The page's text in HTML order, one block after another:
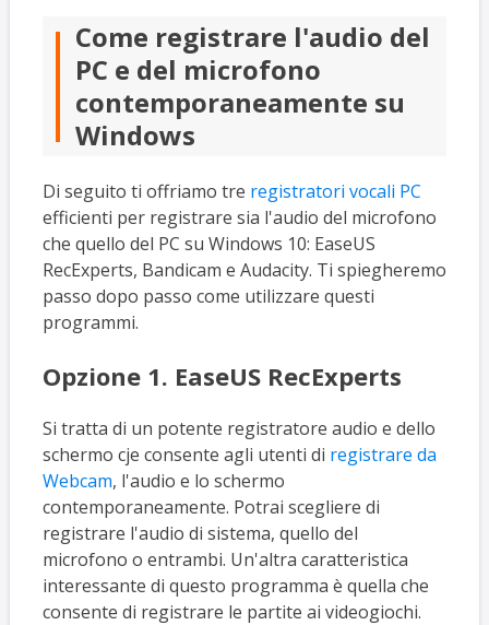
Come registrare l'audio del
PC e del microfono
contemporaneamente su
Windows
Di seguito ti offriamo tre registratori vocali PC
efficienti per registrare sia l'audio del microfono
che quello del PC su Windows 10: EaseUS
RecExperts, Bandicam e Audacity. Ti spiegheremo
passo dopo passo come utilizzare questi
programmi.
Opzione 1. EaseUS RecExperts
Si tratta di un potente registratore audio e dello
schermo cje consente agli utenti di registrare da
Webcam, l'audio e lo schermo
contemporaneamente. Potrai scegliere di
registrare l'audio di sistema, quello del
microfono o entrambi. Un'altra caratteristica
interessante di questo programma è quella che
consente di registrare le partite ai videogiochi.